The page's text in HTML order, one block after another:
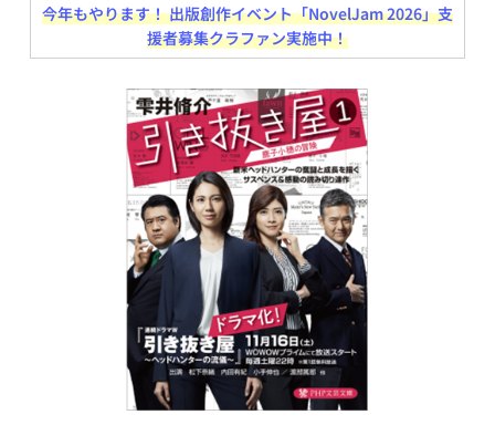
今年もやります！ 出版創作イベント「NovelJam 2026」支
援者募集クラファン実施中！